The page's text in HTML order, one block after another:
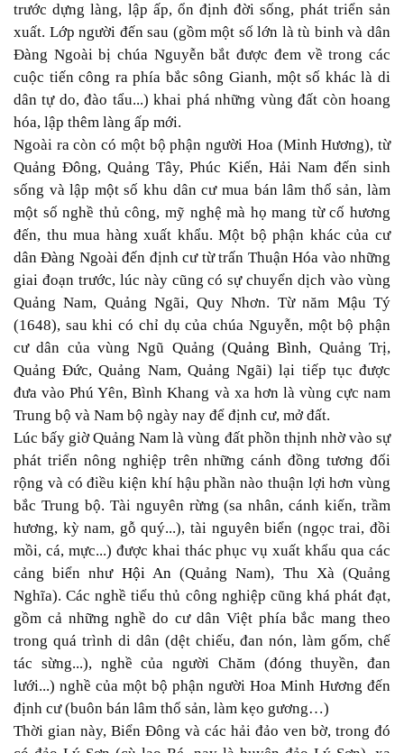
trước dựng làng, lập ấp, ổn định đời sống, phát triển sản
xuất. Lớp người đến sau (gồm một số lớn là tù binh và dân
Đàng Ngoài bị chúa Nguyễn bắt được đem về trong các
cuộc tiến công ra phía bắc sông Gianh, một số khác là di
dân tự do, đào tẩu...) khai phá những vùng đất còn hoang
hóa, lập thêm làng ấp mới.
Ngoài ra còn có một bộ phận người Hoa (Minh Hương), từ
Quảng Đông, Quảng Tây, Phúc Kiến, Hải Nam đến sinh
sống và lập một số khu dân cư mua bán lâm thổ sản, làm
một số nghề thủ công, mỹ nghệ mà họ mang từ cố hương
đến, thu mua hàng xuất khẩu. Một bộ phận khác của cư
dân Đàng Ngoài đến định cư từ trấn Thuận Hóa vào những
giai đoạn trước, lúc này cũng có sự chuyển dịch vào vùng
Quảng Nam, Quảng Ngãi, Quy Nhơn. Từ năm Mậu Tý
(1648), sau khi có chỉ dụ của chúa Nguyễn, một bộ phận
cư dân của vùng Ngũ Quảng (Quảng Bình, Quảng Trị,
Quảng Đức, Quảng Nam, Quảng Ngãi) lại tiếp tục được
đưa vào Phú Yên, Bình Khang và xa hơn là vùng cực nam
Trung bộ và Nam bộ ngày nay để định cư, mở đất.
Lúc bấy giờ Quảng Nam là vùng đất phồn thịnh nhờ vào sự
phát triển nông nghiệp trên những cánh đồng tương đối
rộng và có điều kiện khí hậu phần nào thuận lợi hơn vùng
bắc Trung bộ. Tài nguyên rừng (sa nhân, cánh kiến, trầm
hương, kỳ nam, gỗ quý...), tài nguyên biển (ngọc trai, đồi
mồi, cá, mực...) được khai thác phục vụ xuất khẩu qua các
cảng biển như Hội An(Quảng Nam), Thu Xà (Quảng
Nghĩa). Các nghề tiểu thủ công nghiệp cũng khá phát đạt,
gồm cả những nghề do cư dân Việt phía bắc mang theo
trong quá trình di dân (dệt chiếu, đan nón, làm gốm, chế
tác sừng...), nghề của người Chăm (đóng thuyền, đan
lưới...) nghề của một bộ phận người Hoa Minh Hương đến
định cư (buôn bán lâm thổ sản, làm kẹo gương…)
Thời gian này, Biển Đông và các hải đảo ven bờ, trong đó